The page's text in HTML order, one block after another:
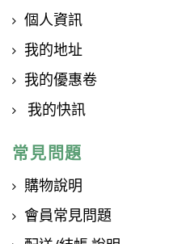
個人資訊
我的地址
我的優惠卷
我的快訊
常見問題
購物說明
會員常見問題